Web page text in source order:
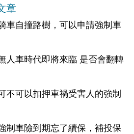
章
車自撞路樹，可以申請強制車
人車時代即將來臨 是否會翻轉
不可以扣押車禍受害人的強制
制車險到期忘了續保，補投保